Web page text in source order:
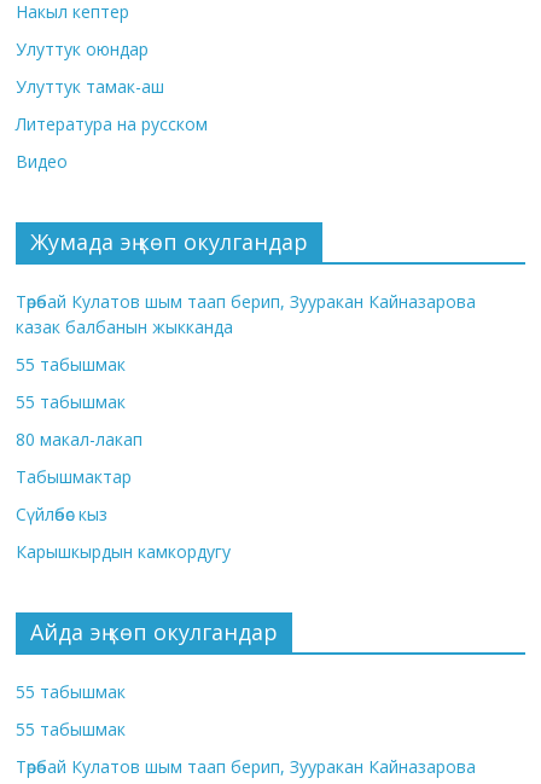
Накыл кептер
Улуттук оюндар
Улуттук тамак-аш
Литература на русском
Видео
Жумада эң көп окулгандар
Төрөбай Кулатов шым таап берип, Зууракан Кайназарова
казак балбанын жыкканда
55 табышмак
55 табышмак
80 макал-лакап
Табышмактар
Сүйлөбөс кыз
Карышкырдын камкордугу
Айда эң көп окулгандар
55 табышмак
55 табышмак
Төрөбай Кулатов шым таап берип, Зууракан Кайназарова